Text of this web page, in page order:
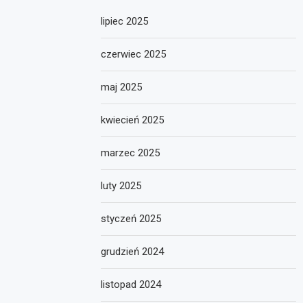
lipiec 2025
czerwiec 2025
maj 2025
kwiecień 2025
marzec 2025
luty 2025
styczeń 2025
grudzień 2024
listopad 2024